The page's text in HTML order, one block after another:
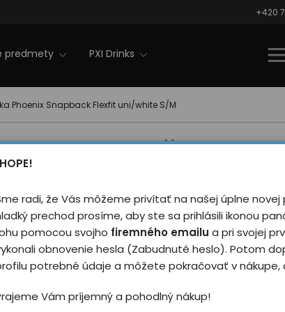
radi, že Vás môžeme privítať na našej úplne novej
prechod prosíme, aby ste sa prihlásili ikonou
pomocou svojho firemného emailu a pri svojej
obnovenie hesla (Zabudnuté heslo). Potom
potrebné údaje a môžete pokračovať v nákupe,
Vám príjemný a pohodlný nákup!
+420
predmety PXI Drinks
Phoenix Snapback Flexfit uni/white S/M
uni/
Štýlová šiltovka s